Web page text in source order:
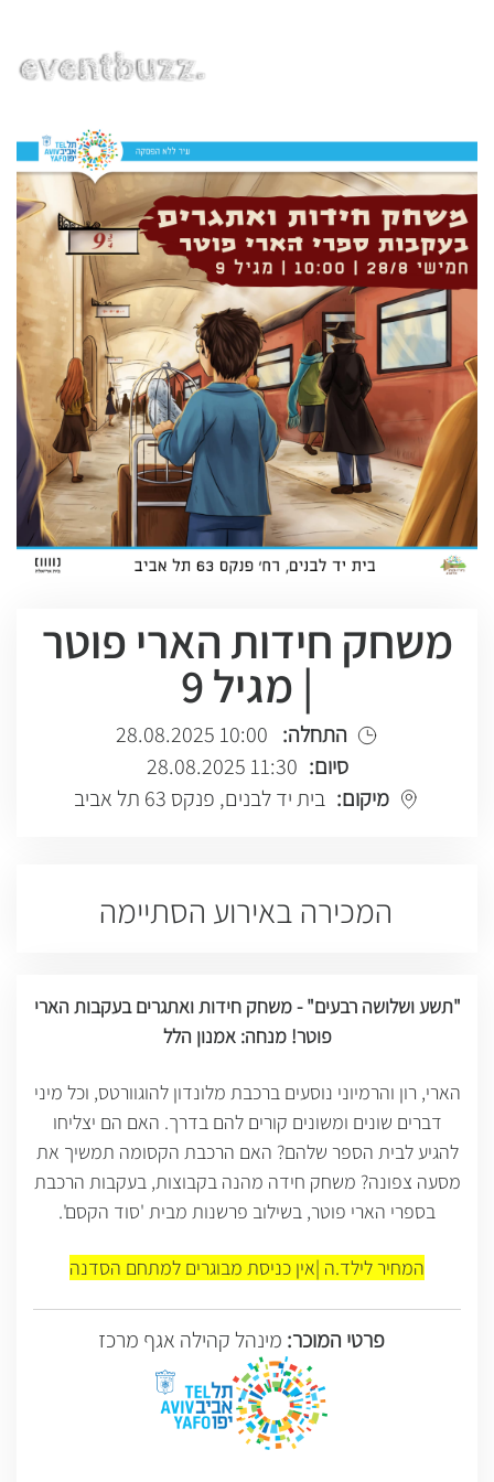
משחק חידות הארי פוטר
| מגיל 9
התחלה: 10:00 28.08.2025
סיום: 11:30 28.08.2025
מיקום: בית יד לבנים, פנקס 63 תל אביב
המכירה באירוע הסתיימה
"תשע ושלושה רבעים" - משחק חידות ואתגרים בעקבות הארי
פוטר! מנחה: אמנון הלל
הארי, רון והרמיוני נוסעים ברכבת מלונדון להוגוורטס, וכל מיני
דברים שונים ומשונים קורים להם בדרך. האם הם יצליחו
להגיע לבית הספר שלהם? האם הרכבת הקסומה תמשיך את
מסעה צפונה? משחק חידה מהנה בקבוצות, בעקבות הרכבת
בספרי הארי פוטר, בשילוב פרשנות מבית 'סוד הקסם'.
המחיר לילד.ה |אין כניסת מבוגרים למתחם הסדנה
פרטי המוכר: מינהל קהילה אגף מרכז